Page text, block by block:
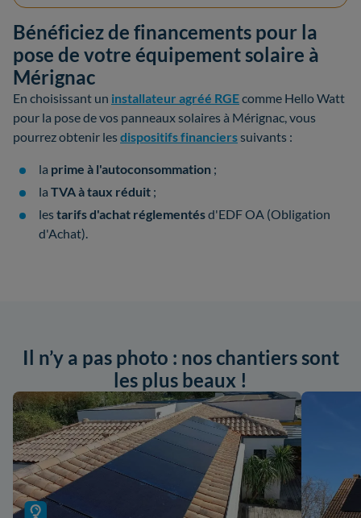
Bénéficiez de financements pour la
pose de votre équipement solaire à
Mérignac
En choisissant un installateur agréé RGEcomme Hello Watt
pour la pose de vos panneaux solaires à Mérignac, vous
pourrez obtenir lesdispositifs financierssuivants :
la prime à l'autoconsommation ;
la TVA à taux réduit ;
lestarifs d'achat réglementésd'EDF OA (Obligation
d'Achat).
Il n’y a pas photo : nos chantiers sont
les plus beaux !